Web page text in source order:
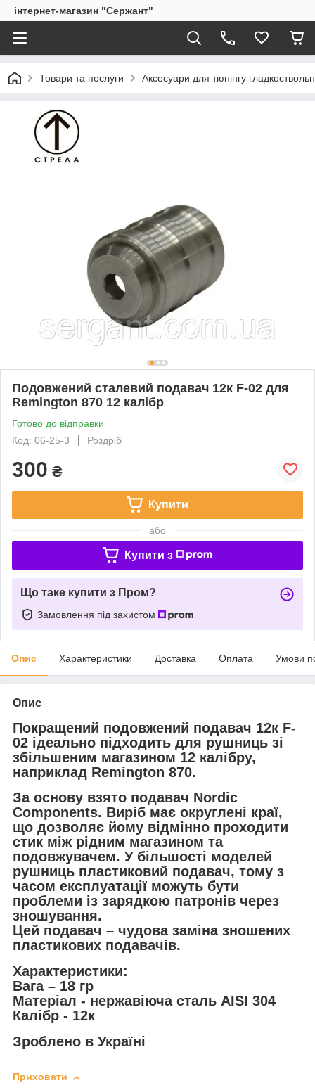
інтернет-магазин "Сержант"
Товари та послуги Аксесуари для тюнінгу
Подовжений сталевий подавач 12к F-02 для
Remington 870 12 калібр
Готово до відправки
Код: 06-25-3
Роздріб
300 ₴
Купити
або
Купити з
Що таке купити з Пром?
Замовлення під захистом
Опис Характеристики Доставка Оплата Умови
Опис
Покращений подовжений подавач 12к F-
02 ідеально підходить для рушниць зі
збільшеним магазином 12 калібру,
наприклад Remington 870.
За основу взято подавач Nordic
Components. Виріб має округлені краї,
що дозволяє йому відмінно проходити
стик між рідним магазином та
подовжувачем. У більшості моделей
рушниць пластиковий подавач, тому з
часом експлуатації можуть бути
проблеми із зарядкою патронів через
зношування.
Цей подавач – чудова заміна зношених
пластикових подавачів.
Характеристики:
Вага – 18 гр
Матеріал - нержавіюча сталь AISI 304
Калібр - 12к
Зроблено в Україні
Приховати